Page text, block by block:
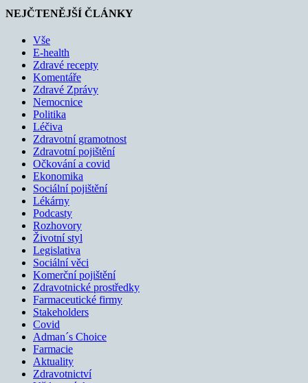
NEJČTENĚJŠÍ ČLÁNKY
Vše
E-health
Zdravé recepty
Komentáře
Zdravé Zprávy
Nemocnice
Politika
Léčiva
Zdravotní gramotnost
Zdravotní pojištění
Očkování a covid
Ekonomika
Sociální pojištění
Lékárny
Podcasty
Rozhovory
Životní styl
Legislativa
Sociální věci
Komerční pojištění
Zdravotnické prostředky
Farmaceutické firmy
Stakeholders
Covid
Adman´s Choice
Farmacie
Aktuality
Zdravotnictví